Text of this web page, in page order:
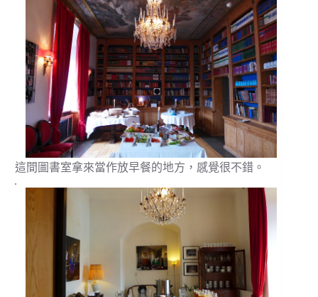
這間圖書室拿來當作放早餐的地方，感覺很不錯。
.